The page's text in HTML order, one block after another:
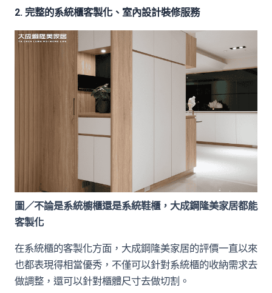
2. 完整的系統櫃客製化、室內設計裝修服務
圖／不論是系統櫥櫃還是系統鞋櫃，大成鋼隆美家居都能
客製化
在系統櫃的客製化方面，大成鋼隆美家居的評價一直以來
也都表現得相當優秀，不僅可以針對系統櫃的收納需求去
做調整，還可以針對櫃體尺寸去做切割。